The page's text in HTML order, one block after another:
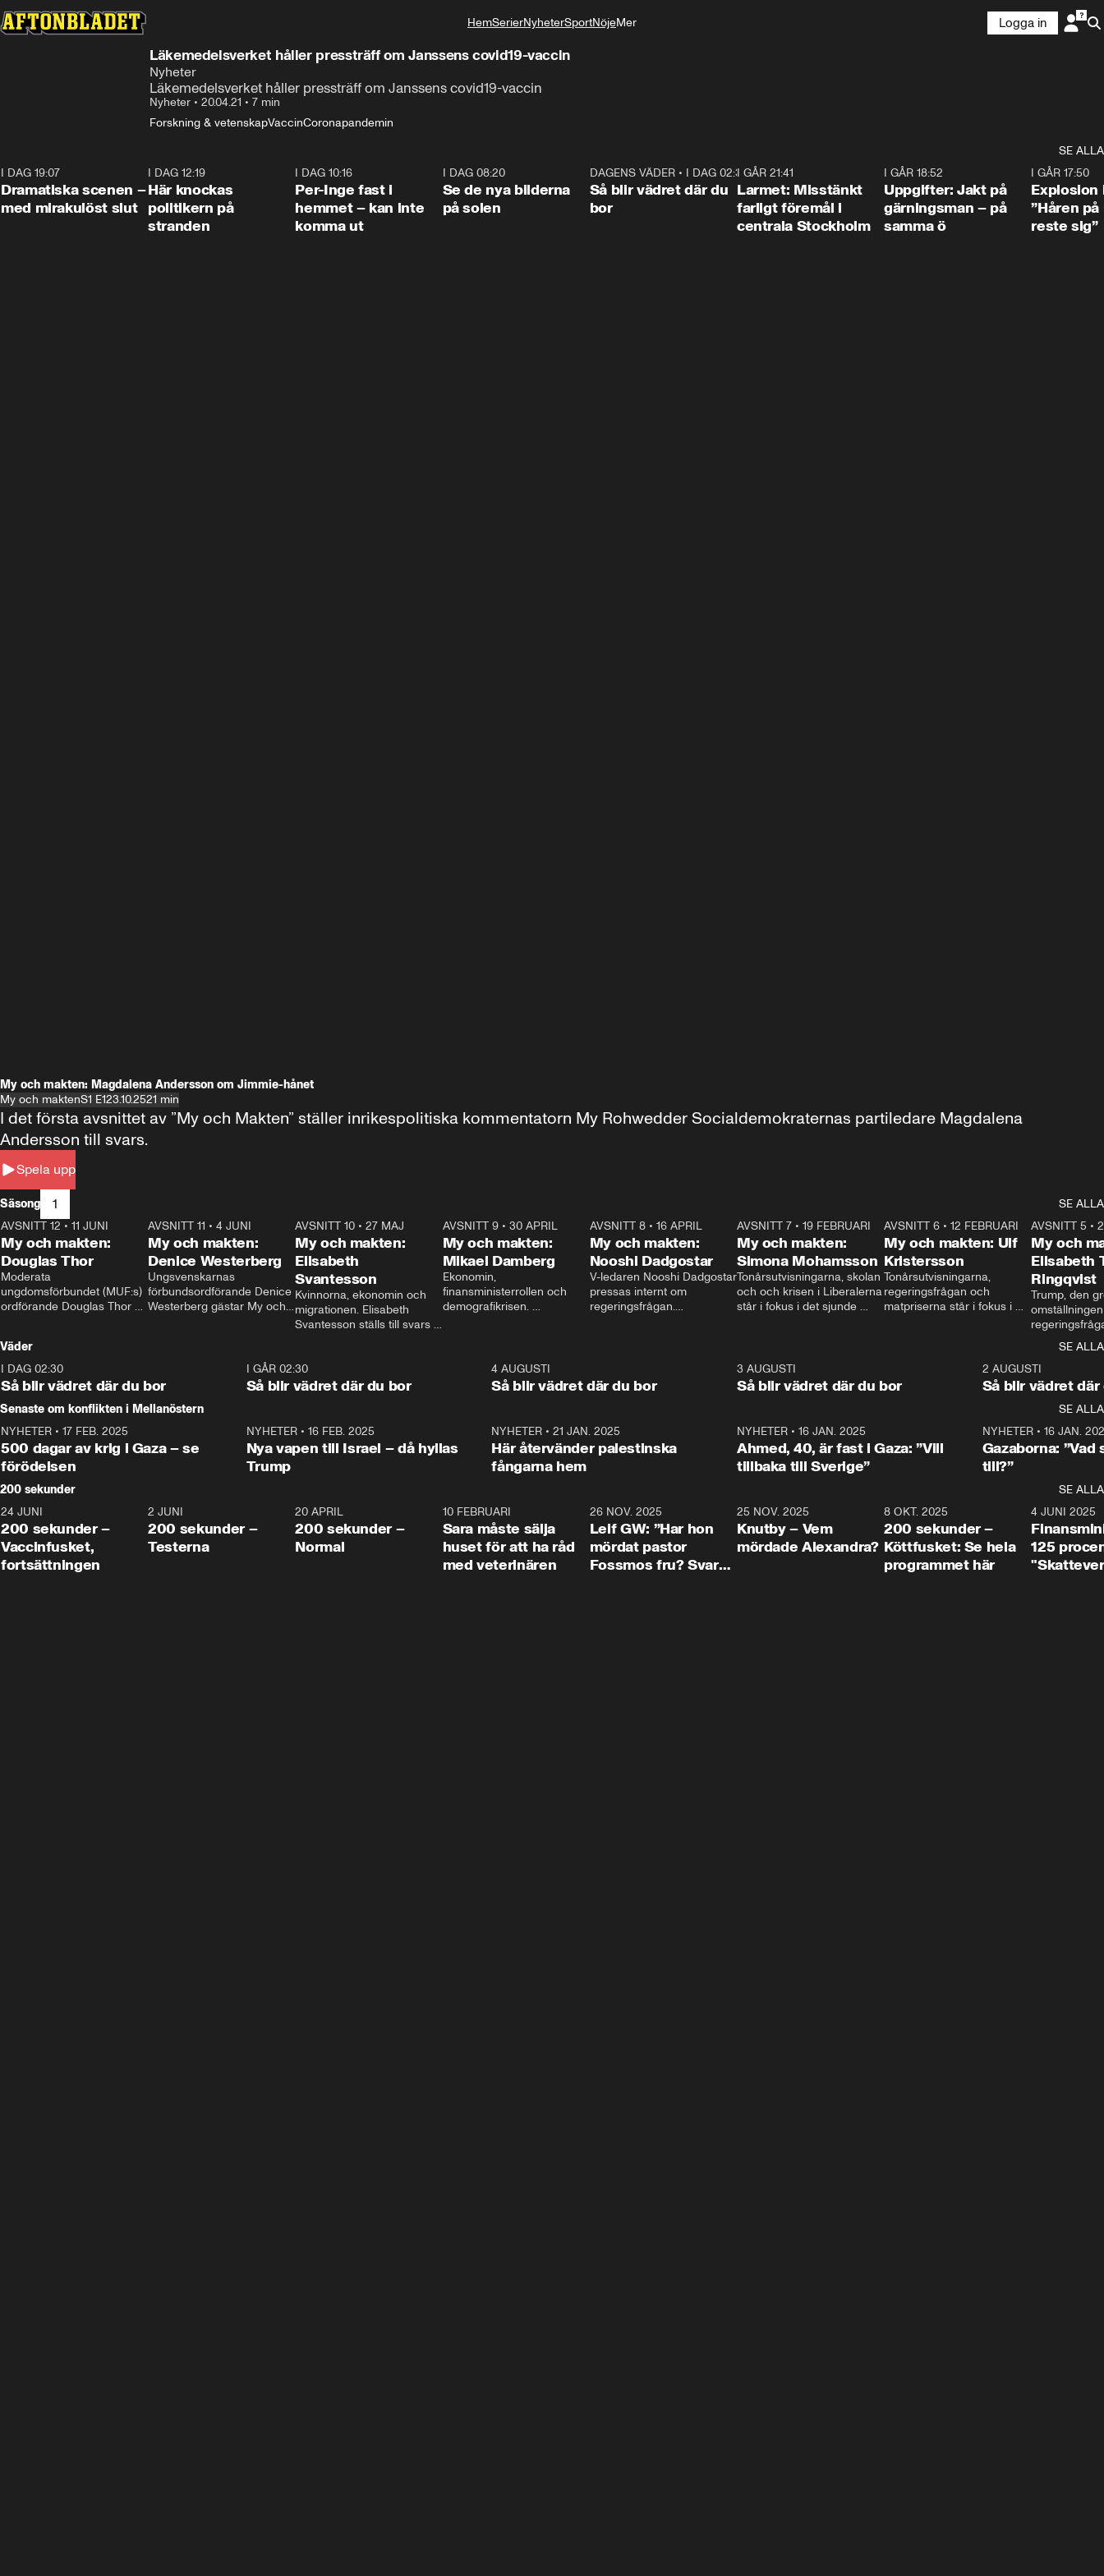
HemSerierNyheterSportNöjeMer
Logga in
Läkemedelsverket håller pressträff om Janssens covid19-vaccin
Nyheter
Läkemedelsverket håller pressträff om Janssens covid19-vaccin
Nyheter • 20.04.21 • 7 min
Forskning & vetenskapVaccinCoronapandemin
SE ALLA
I DAG 19:07
Dramatiska scenen –
med mirakulöst slut
I DAG 12:19
Här knockas
politikern på
stranden
I DAG 10:16
Per-Inge fast i
hemmet – kan inte
komma ut
I DAG 08:20
Se de nya bilderna
på solen
1:06
DAGENS VÄDER• I DAG 02:30
Så blir vädret där du
bor
I GÅR 21:41
Larmet: Misstänkt
farligt föremål i
centrala Stockholm
I GÅR 18:52
Uppgifter: Jakt på
gärningsman – på
samma ö
I GÅR 17:50
Explosion
”Håren
reste sig”
My och makten: Magdalena Andersson om Jimmie-hånet
My och maktenS1 E123.10.2521 min
Spela upp
I det första avsnittet av ”My och Makten” ställer inrikespolitiska kommentatorn My Rohwedder Socialdemokraternas partiledare Magdalena
Andersson till svars.
Säsong 1
SE ALLA
26:27
AVSNITT 12 • 11 JUNI
My och makten:
Douglas Thor
Moderata
ungdomsförbundet (MUF:s)
ordförande Douglas Thor
tonårsutvisningarna och hur
Moderaterna ska locka
väljare till valet i höst.
23:40
AVSNITT 11 •4 JUNI
My och makten:
Denice Westerberg
Ungsvenskarnas
förbundsordförande Denice
Westerberg gästar My och
AVSNITT 10 •27 MAJ
My och makten:
Elisabeth
Svantesson
Kvinnorna, ekonomin och
migrationen. Elisabeth
Svantesson ställs till svars
AVSNITT 9• 30 APRIL
My och makten:
Mikael Damberg
Ekonomin,
finansministerrollen och
demografikrisen.
och Makten.
AVSNITT 8• 16 APRIL
My och makten:
Nooshi Dadgostar
V-ledaren Nooshi Dadgostar
pressas internt om
regeringsfrågan.
– Vi ställer upp i val. Ska vi
vara med så sitter vi förstås
24:30
AVSNITT 7• 19 FEBRUARI
My och makten:
Simona Mohamsson
Tonårsutvisningarna, skolan
och och krisen i Liberalerna
står i fokus i det sjunde
kommentator My
Rohwedder ställer
utbildnings- och
Mohamsson till svars.
27:30
AVSNITT 6 •12 FEBRUARI
My och makten: Ulf
Kristersson
Tonårsutvisningarna,
regeringsfrågan och
matpriserna står i fokus i
Rohwedder ställer
statsminister Ulf Kristersson
AVSNITT 5 •
My och
Elisabeth
Ringqvist
Trump, den
centrum i
avsnittet av
Makten”. Se
Aftonbladets
Rohwedder
Thand Ring
Väder
SE ALLA
I DAG 02:30
Så blir vädret där du bor
1:06
I GÅR 02:30
Så blir vädret där du bor
4 AUGUSTI
Så blir vädret där du bor
3 AUGUSTI
Så blir vädret där du bor
2 AUGUSTI
Så blir vädret där
Senaste om konflikten i Mellanöstern
SE ALLA
NYHETER • 17 FEB. 2025
500 dagar av krig i Gaza – se
förödelsen
NYHETER• 16 FEB. 2025
Nya vapen till Israel – då hyllas
Trump
NYHETER •21 JAN. 2025
Här återvänder palestinska
fångarna hem
NYHETER• 16 JAN. 2025
Ahmed, 40, är fast i Gaza: ”Vill
tillbaka till Sverige”
NYHETER• 16 JAN.
Gazaborna:
till?”
200 sekunder
SE ALLA
5:00
24 JUNI
200 sekunder –
Vaccinfusket,
fortsättningen
4:23
2 JUNI
200 sekunder –
Testerna
20 APRIL
200 sekunder –
Normal
10 FEBRUARI
Sara måste sälja
huset för att ha råd
med veterinären
26 NOV. 2025
Leif GW: ”Har hon
mördat pastor
Fossmos fru? Svar
31:05
25 NOV. 2025
Knutby – Vem
mördade Alexandra?
4:29
8 OKT. 2025
200 sekunder –
Köttfusket: Se hela
programmet här
4 JUNI 2025
125